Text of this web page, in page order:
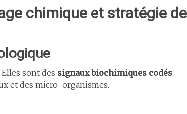
chimique et stratégie de
sont des signaux biochimiques codés,
et des micro-organismes.